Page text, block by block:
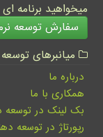
میخواهید برنامه
سفارش توسعه نرم
میانبرهای
درباره ما
همکاری با ما
بک لینک در توسعه
رپورتاژ در توسعه